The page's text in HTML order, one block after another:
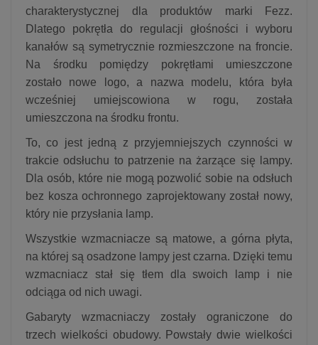
charakterystycznej dla produktów marki Fezz.
Dlatego pokrętła do regulacji głośności i wyboru
kanałów są symetrycznie rozmieszczone na froncie.
Na środku pomiędzy pokrętłami umieszczone
zostało nowe logo, a nazwa modelu, która była
wcześniej umiejscowiona w rogu, została
umieszczona na środku frontu.
To, co jest jedną z przyjemniejszych czynności w
trakcie odsłuchu to patrzenie na żarzące się lampy.
Dla osób, które nie mogą pozwolić sobie na odsłuch
bez kosza ochronnego zaprojektowany został nowy,
który nie przysłania lamp.
Wszystkie wzmacniacze są matowe, a górna płyta,
na której są osadzone lampy jest czarna. Dzięki temu
wzmacniacz stał się tłem dla swoich lamp i nie
odciąga od nich uwagi.
Gabaryty wzmacniaczy zostały ograniczone do
trzech wielkości obudowy. Powstały dwie wielkości